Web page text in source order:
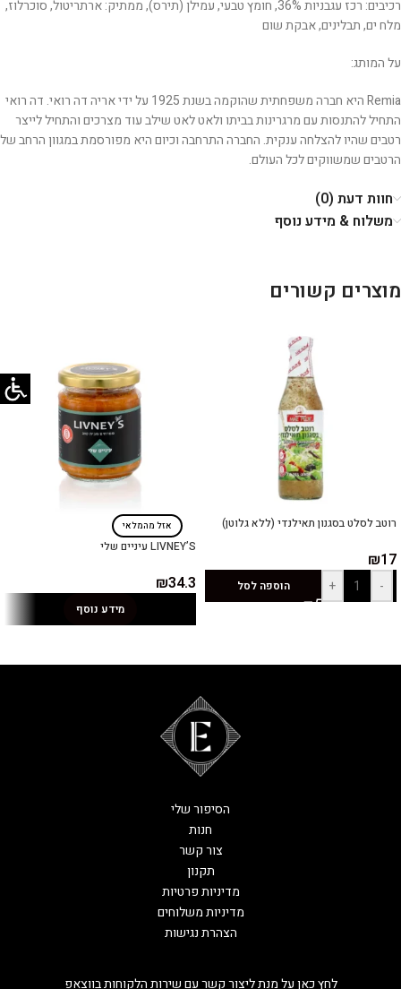
רכיבים: רכז עגבניות 36%, חומץ טבעי, עמילן (תירס), ממתיק: ארתריטול, סוכרלוז,
מלח ים, תבלינים, אבקת שום
על המותג:
Remia היא חברה משפחתית שהוקמה בשנת 1925 על ידי אריה דה רואי. דה רואי
התחיל להתנסות עם מרגרינות בביתו ולאט לאט שילב עוד מצרכים והתחיל לייצר
רטבים שהיו להצלחה ענקית. החברה התרחבה וכיום היא מפורסמת במגוון הרחב של
הרטבים שמשווקים לכל העולם.
חוות דעת (0)
משלוח & מידע נוסף
מוצרים קשורים
רוטב לסלט בסגנון תאילנדי (ללא גלוטן)
₪17
-
+ הוספה לסל
אזל מהמלאי
LIVNEY’S עיניים שלי
₪34.3
מידע נוסף
לחץ כאן על מנת ליצור קשר עם שירות הלקוחות בווצאפ
הסיפור שלי
חנות
צור קשר
תקנון
מדיניות פרטיות
מדיניות משלוחים
הצהרת נגישות